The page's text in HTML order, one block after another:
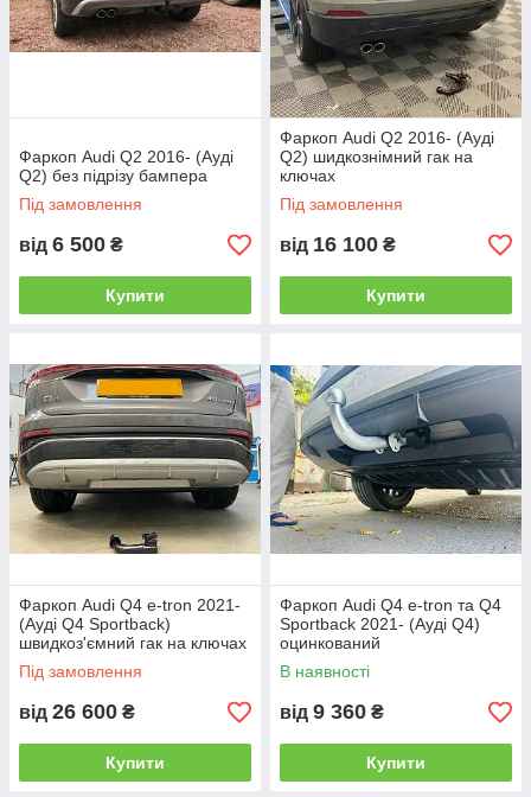
Фаркоп Audi Q2 2016- (Ауді
Q2) без підрізу бампера
Під замовлення
від 6 500 ₴
Купити
Фаркоп Audi Q2 2016- (Ауді
Q2) шидкознімний гак на
ключах
Під замовлення
від 16 100 ₴
Купити
Фаркоп Audi Q4 e-tron 2021-
(Ауді Q4 Sportback)
швидкоз'ємний гак на ключах
Під замовлення
від 26 600 ₴
Купити
Фаркоп Audi Q4 e-tron та Q4
Sportback 2021- (Ауді Q4)
оцинкований
В наявності
від 9 360 ₴
Купити